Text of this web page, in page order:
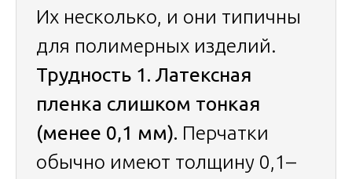
Их несколько, и они типичны
для полимерных изделий.
Трудность 1. Латексная
пленка слишком тонкая
(менее 0,1 мм). Перчатки
обычно имеют толщину 0,1–